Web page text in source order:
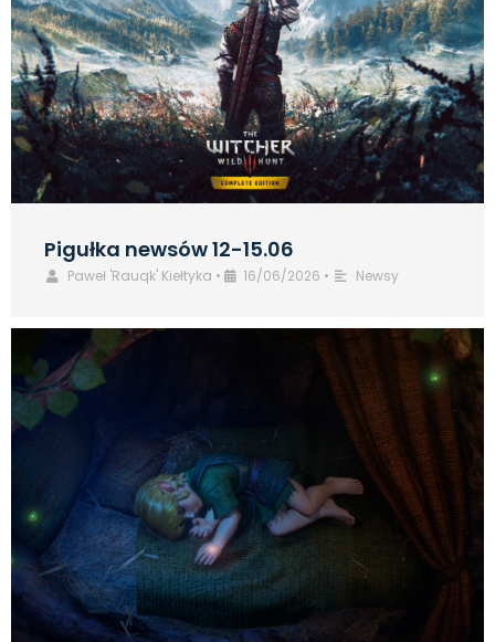
Pigułka newsów 12-15.06
Paweł 'Rauqk' Kiełtyka • 16/06/2026 • Newsy